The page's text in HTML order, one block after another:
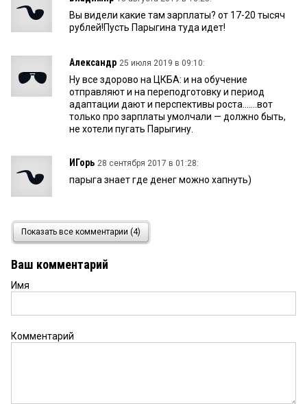
Вы видели какие там зарплаты? от 17-20 тысяч
рублей!Пусть Парыгина туда идет!
Александр 25 июля 2019 в 09:10:
Ну все здорово на ЦКБА: и на обучение
отправляют и на переподготовку и период
адаптации дают и перспективы роста.......вот
только про зарплаты умолчали — должно быть,
не хотели пугать Парыгину.
ИГорь 28 сентября 2017 в 01:28:
парыга знает где денег можно хапнуть)
27 сентября 2017 в 09:39:
Бедное ЦКБА каюк прийдет.
Показать все комментарии (4)
Ваш комментарий
Имя
Комментарий